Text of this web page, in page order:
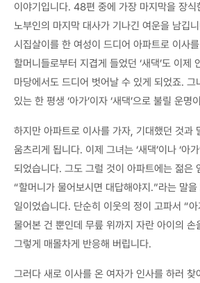
이야기입니다. 48편 중에 가장 마지막을 장
노부인의 마지막 대사가 기나긴 여운을 남깁
시집살이를 한 여성이 드디어 아파트로 이사
할머니들로부터 지겹게 들었던 ‘새댁’도 이제
마당에서도 드디어 벗어날 수 있게 되었죠. 그
있는 한 평생 ‘아가’이자 ‘새댁’으로 불릴 운명
하지만 아파트로 이사를 가자, 기대했던 것과
움츠리게 됩니다. 이제 그녀는 ‘새댁’이나 ‘아
되었습니다. 그도 그럴 것이 아파트에는 젊은
“할머니가 물어보시면 대답해야지.”라는 말
일이었습니다. 단순히 이웃의 정이 고파서 “
물어본 건 뿐인데 무릎 위까지 자란 아이의
그렇게 매몰차게 반응해 버립니다.
그러다 새로 이사를 온 여자가 인사를 하러 찾